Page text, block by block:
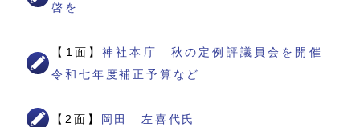
啓を
【1面】神社本庁 秋の定例評議員会を開催
令和七年度補正予算など
【2面】 岡田 左喜代氏